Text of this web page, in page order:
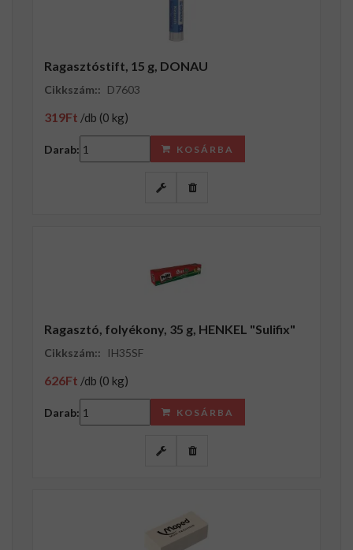
Ragasztóstift, 15 g, DONAU
Cikkszám:: D7603
319Ft /db (0 kg)
Darab: KOSÁRBA
Ragasztó, folyékony, 35 g, HENKEL "Sulifix"
Cikkszám:: IH35SF
626Ft /db (0 kg)
Darab: KOSÁRBA